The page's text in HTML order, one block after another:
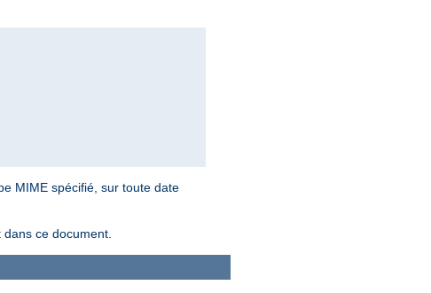
MIME spécifié, sur toute date
dans ce document.